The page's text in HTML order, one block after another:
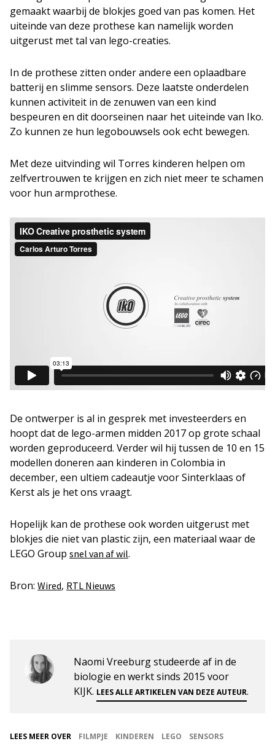
gemaakt waarbij de blokjes goed van pas komen. Het
uiteinde van deze prothese kan namelijk worden
uitgerust met tal van lego-creaties.
In de prothese zitten onder andere een oplaadbare
batterij en slimme sensors. Deze laatste onderdelen
kunnen activiteit in de zenuwen van een kind
bespeuren en dit doorseinen naar het uiteinde van Iko.
Zo kunnen ze hun legobouwsels ook echt bewegen.
Met deze uitvinding wil Torres kinderen helpen om
zelfvertrouwen te krijgen en zich niet meer te schamen
voor hun armprothese.
De ontwerper is al in gesprek met investeerders en
hoopt dat de lego-armen midden 2017 op grote schaal
worden geproduceerd. Verder wil hij tussen de 10 en 15
modellen doneren aan kinderen in Colombia in
december, een ultiem cadeautje voor Sinterklaas of
Kerst als je het ons vraagt.
Hopelijk kan de prothese ook worden uitgerust met
blokjes die niet van plastic zijn, een materiaal waar de
LEGO Group snel van af wil.
Bron: Wired, RTL Nieuws
Naomi Vreeburg studeerde af in de
biologie en werkt sinds 2015 voor
KIJK. LEES ALLE ARTIKELEN VAN DEZE AUTEUR.
LEES MEER OVER FILMPJE KINDEREN LEGO
SENSORS